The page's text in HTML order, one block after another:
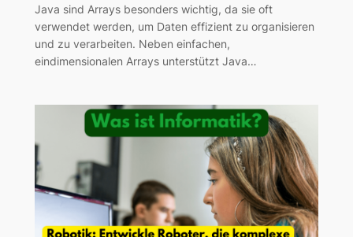
Java sind Arrays besonders wichtig, da sie oft
verwendet werden, um Daten effizient zu organisieren
und zu verarbeiten. Neben einfachen,
eindimensionalen Arrays unterstützt Java…